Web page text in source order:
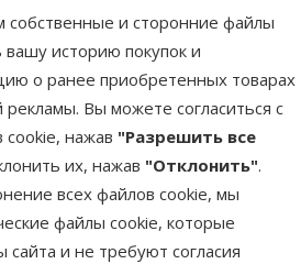
собственные и сторонние файлы
историю покупок и
о ранее приобретенных товарах
рекламы. Вы можете согласиться с
cookie, нажав "Разрешить все
их, нажав "Отклонить".
всех файлов cookie, мы
файлы cookie, которые
и не требуют согласия
€
В корзину
собак
0%